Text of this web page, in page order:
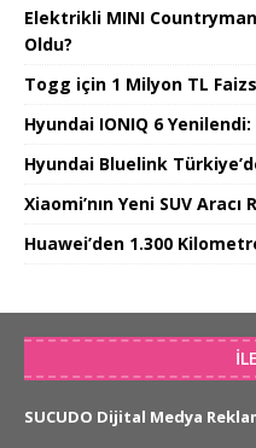
Elektrikli MINI
Oldu?
Togg için 1 Milyon TL
Hyundai IONIQ 6
Hyundai Bluelink
Xiaomi’nın Yeni SUV Aracı
Huawei’den 1.300
SUCUDO Dijital Medya